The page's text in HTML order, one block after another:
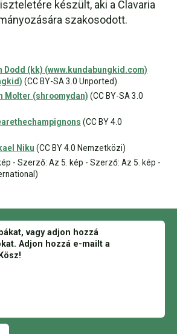
készült, aki a Clavaria
szakosodott.
Dodd (kk) (www.kundabungkid.com)
(CC BY-SA 3.0 Unported)
Molter (shroomydan) (CC BY-SA 3.0
(CC BY 4.0
Niku (CC BY 4.0 Nemzetközi)
- Szerző: Az 5. kép - Szerző: Az 5. kép -